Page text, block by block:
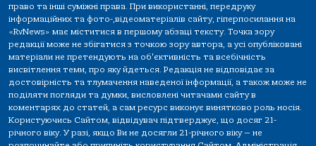
право та інші суміжні права. При використанні, передруку
інформаційних та фото-,відеоматеріалів сайту, гіперпосилання на
«RvNews» має міститися в першому абзаці тексту. Точка зору
редакції може не збігатися з точкою зору автора, а усі опубліковані
матеріали не претендують на об'єктивність та всебічність
висвітлення теми, про яку йдеться. Редакція не відповідає за
достовірність та тлумачення наведеної інформації, а також може не
поділяти погляди та думки, висловлені читачами сайту в
коментарях до статей, а сам ресурс виконує винятково роль носія.
Користуючись Сайтом, відвідувач підтверджує, що досяг 21-
річного віку. У разі, якщо Ви не досягли 21-річного віку — не